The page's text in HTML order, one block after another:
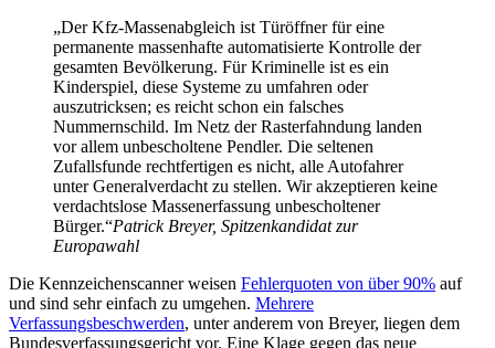
„Der Kfz-Massenabgleich ist Türöffner für eine
permanente massenhafte automatisierte Kontrolle der
gesamten Bevölkerung. Für Kriminelle ist es ein
Kinderspiel, diese Systeme zu umfahren oder
auszutricksen; es reicht schon ein falsches
Nummernschild. Im Netz der Rasterfahndung landen
vor allem unbescholtene Pendler. Die seltenen
Zufallsfunde rechtfertigen es nicht, alle Autofahrer
unter Generalverdacht zu stellen. Wir akzeptieren keine
verdachtslose Massenerfassung unbescholtener
Bürger.“Patrick Breyer, Spitzenkandidat zur
Europawahl
Die Kennzeichenscanner weisen Fehlerquoten von über 90% auf
und sind sehr einfach zu umgehen. Mehrere
Verfassungsbeschwerden, unter anderem von Breyer, liegen dem
Bundesverfassungsgericht vor. Eine Klage gegen das neue